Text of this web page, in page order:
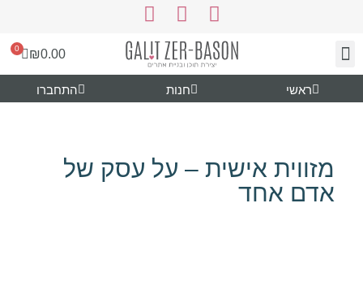
₪0.00
0
ראשי חנות התחברו
מזווית אישית – על עסק של
אדם אחד